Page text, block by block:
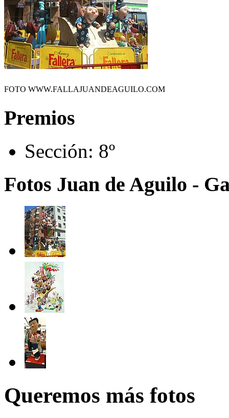
FOTO WWW.FALLAJUANDEAGUILO.COM
Premios
Sección: 8º
Fotos Juan de Aguilo -
Queremos más fotos